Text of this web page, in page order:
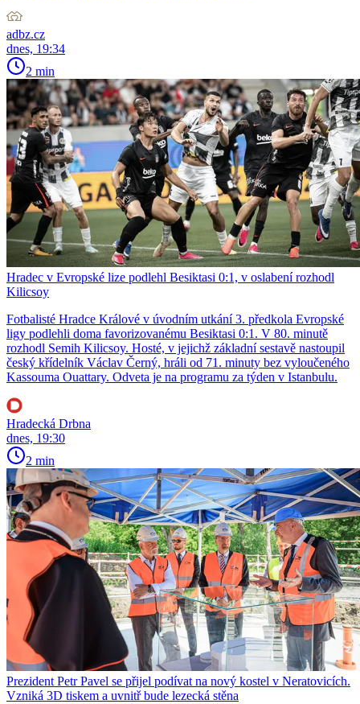
adbz.cz
dnes, 19:34
2 min
Hradec v Evropské lize podlehl Besiktasi 0:1, v oslabení rozhodl
Kilicsoy
Fotbalisté Hradce Králové v úvodním utkání 3. předkola Evropské
ligy podlehli doma favorizovanému Besiktasi 0:1. V 80. minutě
rozhodl Semih Kilicsoy. Hosté, v jejichž základní sestavě nastoupil
český křídelník Václav Černý, hráli od 71. minuty bez vyloučeného
Kassouma Ouattary. Odveta je na programu za týden v Istanbulu.
Hradecká Drbna
dnes, 19:30
2 min
Prezident Petr Pavel se přijel podívat na nový kostel v Neratovicích.
Vzniká 3D tiskem a uvnitř bude lezecká stěna